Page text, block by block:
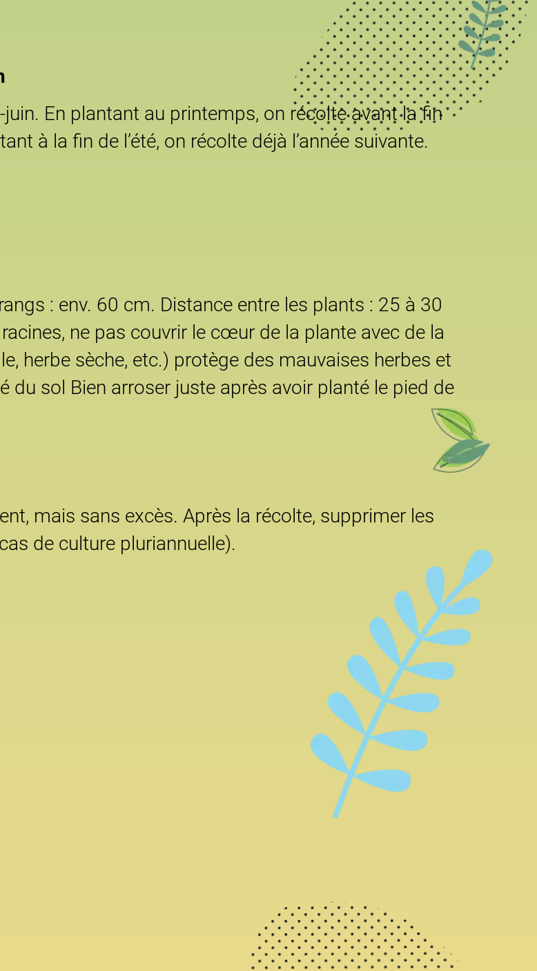
En plantant au printemps, on récolte avant la fin
à la fin de l’été, on récolte déjà l’année suivante.
: env. 60 cm. Distance entre les plants : 25 à 30
ne pas couvrir le cœur de la plante avec de la
herbe sèche, etc.) protège des mauvaises herbes et
du sol Bien arroser juste après avoir planté le pied de
mais sans excès. Après la récolte, supprimer les
de culture pluriannuelle).